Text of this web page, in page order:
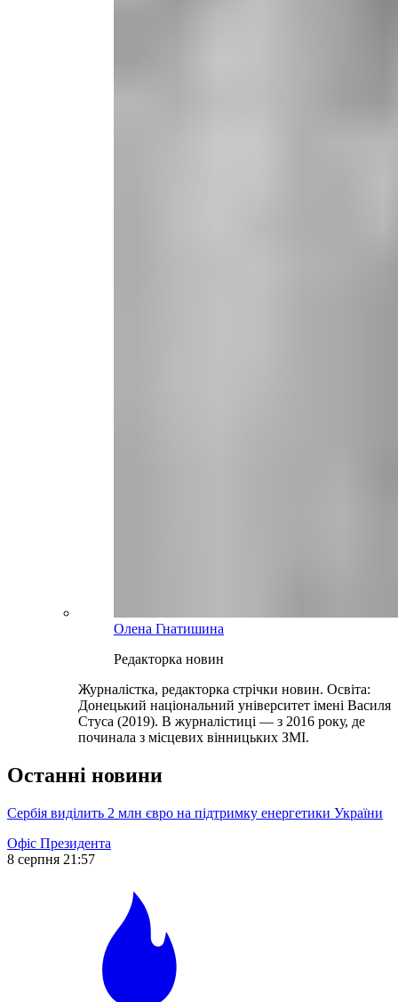
Олена Гнатишина
Редакторка новин
Журналістка, редакторка стрічки новин. Освіта:
Донецький національний університет імені Василя
Стуса (2019). В журналістиці — з 2016 року, де
починала з місцевих вінницьких ЗМІ.
Останні новини
Сербія виділить 2 млн євро на підтримку енергетики України
Офіс Президента
8 серпня 21:57